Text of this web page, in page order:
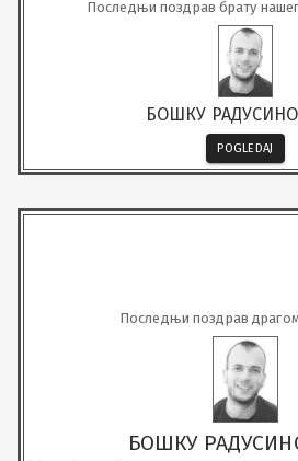
Последњи поздрав брату
БОШКУ
POGLEDAJ
Последњи поздрав
БОШКУ